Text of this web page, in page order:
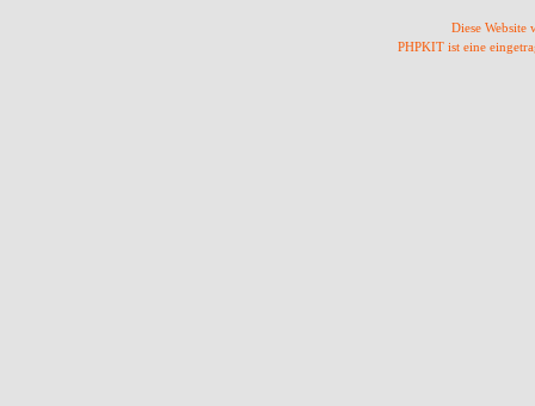
Diese Website
PHPKIT ist eine